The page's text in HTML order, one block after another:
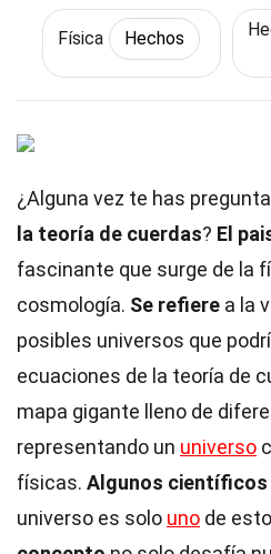
Física Hechos
¿Alguna vez te has
la teoría de cuerdas? El
fascinante que surge de la
cosmología. Se refiere a la
posibles universos que
ecuaciones de la teoría de
mapa gigante lleno de
representando un universo
físicas. Algunos científicos
universo es solo uno de